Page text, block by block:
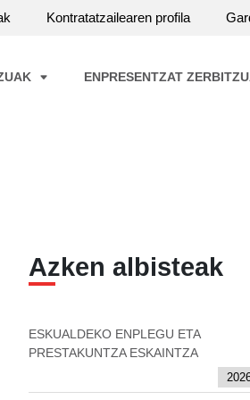
Kontratatzailearen profila
ENPRESENTZAT
Azken albisteak
ESKUALDEKO ENPLEGU ETA
PRESTAKUNTZA ESKAINTZA